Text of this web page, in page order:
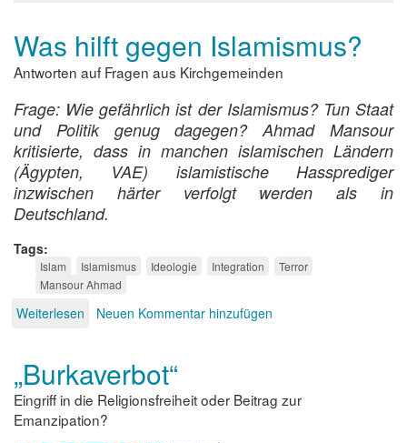
Was hilft gegen Islamismus?
Antworten auf Fragen aus Kirchgemeinden
Frage: Wie gefährlich ist der Islamismus? Tun Staat
und Politik genug dagegen? Ahmad Mansour
kritisierte, dass in manchen islamischen Ländern
(Ägypten, VAE) islamistische Hassprediger
inzwischen härter verfolgt werden als in
Deutschland.
Tags
Islam Islamismus Ideologie Integration
Terror
Mansour Ahmad
Weiterlesen über
Islamismus?
Neuen Kommentar hinzufügen
„Burkaverbot“
Eingriff in die Religionsfreiheit oder Beitrag zur
Emanzipation?